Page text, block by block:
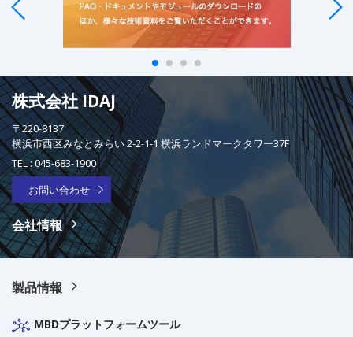
株式会社 IDAJ
〒220-8137
横浜市西区みなとみらい 2-2-1-1 横浜ランドマークタワー37F
TEL :045-683-1900
お問い合わせ
会社情報
製品情報
MBDプラットフォームツール